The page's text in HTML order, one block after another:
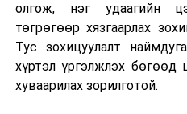
олгож, нэг удаагийн
төгрөгөөр хязгаарлах
Тус зохицуулалт
хүртэл үргэлжлэх
хуваарилах зорилготой.